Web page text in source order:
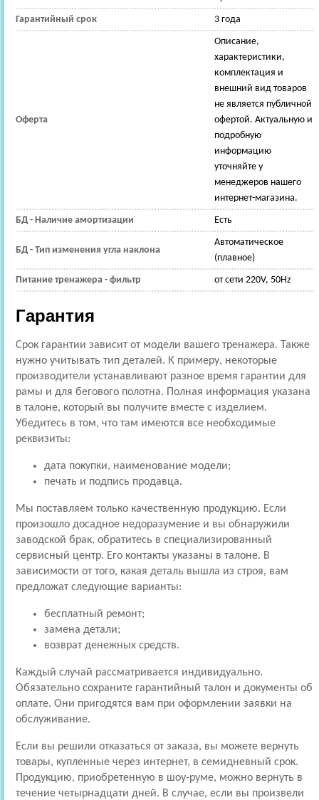
Гарантийный срок 3 года
Оферта
Описание,
характеристики,
комплектация и
внешний вид товаров
не является публичной
офертой. Актуальную и
подробную
информацию
уточняйте у
менеджеров нашего
интернет-магазина.
БД - Наличие амортизации Есть
БД - Тип изменения угла наклона
Автоматическое
(плавное)
Питание тренажера - фильтр от сети 220V, 50Hz
Гарантия
Срок гарантии зависит от модели вашего тренажера. Также
нужно учитывать тип деталей. К примеру, некоторые
производители устанавливают разное время гарантии для
рамы и для бегового полотна. Полная информация указана
в талоне, который вы получите вместе с изделием.
Убедитесь в том, что там имеются все необходимые
реквизиты:
дата покупки, наименование модели;
печать и подпись продавца.
Мы поставляем только качественную продукцию. Если
произошло досадное недоразумение и вы обнаружили
заводской брак, обратитесь в специализированный
сервисный центр. Его контакты указаны в талоне. В
зависимости от того, какая деталь вышла из строя, вам
предложат следующие варианты:
бесплатный ремонт;
замена детали;
возврат денежных средств.
Каждый случай рассматривается индивидуально.
Обязательно сохраните гарантийный талон и документы об
оплате. Они пригодятся вам при оформлении заявки на
обслуживание.
Если вы решили отказаться от заказа, вы можете вернуть
товары, купленные через интернет, в семидневный срок.
Продукцию, приобретенную в шоу-руме, можно вернуть в
течение четырнадцати дней. В случае, если вы произвели